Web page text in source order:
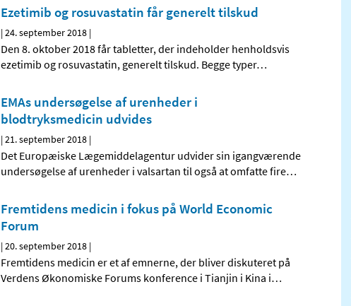
Ezetimib og rosuvastatin får generelt tilskud
|24. september 2018 |
Den 8. oktober 2018 får tabletter, der indeholder henholdsvis
ezetimib og rosuvastatin, generelt tilskud. Begge typer…
EMAs undersøgelse af urenheder i
blodtryksmedicin udvides
|21. september 2018 |
Det Europæiske Lægemiddelagentur udvider sin igangværende
undersøgelse af urenheder i valsartan til også at omfatte fire…
Fremtidens medicin i fokus på World Economic
Forum
|20. september 2018 |
Fremtidens medicin er et af emnerne, der bliver diskuteret på
Verdens Økonomiske Forums konference i Tianjin i Kina i…